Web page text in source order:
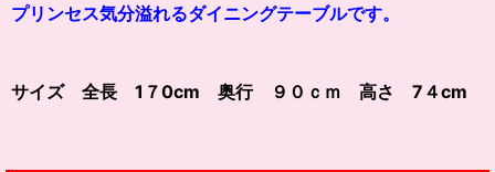
プリンセス気分溢れるダイニングテーブルです。
サイズ 全長 1７0cm 奥行 ９０ｃｍ 高さ 7４cm